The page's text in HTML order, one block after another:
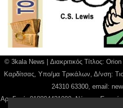
© 3kala News | Διακριτικός Τίτλος:
Καρδίτσας, Υπο/μα Τρικάλων, Δ/νση:
24310 63300, email:
Αρ. Γεμή: 018804431000, Νόμιμος